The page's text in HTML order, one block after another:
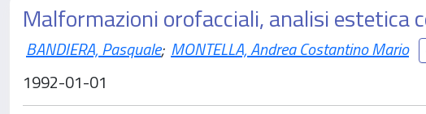
Malformazioni orofacciali, analisi estetica
BANDIERA, Pasquale; MONTELLA, Andrea Costantino Mario
1992-01-01